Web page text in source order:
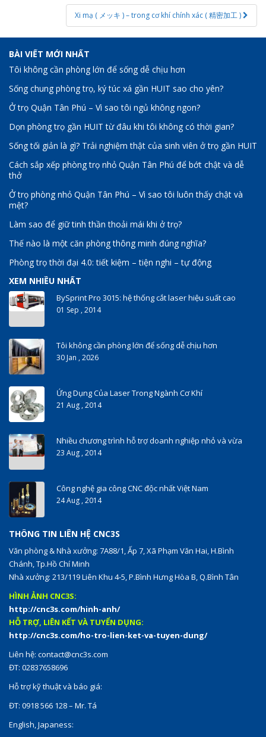
Xi mạ ( メッキ ) – trong cơ khí chính xác ( 精密加工 )
BÀI VIẾT MỚI NHẤT
Tôi không cần phòng lớn để sống dễ chịu hơn
Sống chung phòng trọ, ký túc xá gần HUIT sao cho yên?
Ở trọ Quận Tân Phú – Vì sao tôi ngủ không ngon?
Dọn phòng trọ gần HUIT từ đâu khi tôi không có thời gian?
Sống tối giản là gì? Trải nghiệm thật của sinh viên ở trọ gần HUIT
Cách sắp xếp phòng trọ nhỏ Quận Tân Phú để bớt chật và dễ
thở
Ở trọ phòng nhỏ Quận Tân Phú – Vì sao tôi luôn thấy chật và
mệt?
Làm sao để giữ tinh thần thoải mái khi ở trọ?
Thế nào là một căn phòng thông minh đúng nghĩa?
Phòng trọ thời đại 4.0: tiết kiệm – tiện nghi – tự động
XEM NHIỀU NHẤT
BySprint Pro 3015: hệ thống cắt laser hiệu suất cao
01 Sep , 2014
Tôi không cần phòng lớn để sống dễ chịu hơn
30 Jan , 2026
Ứng Dụng Của Laser Trong Ngành Cơ Khí
21 Aug , 2014
Nhiều chương trình hỗ trợ doanh nghiệp nhỏ và vừa
23 Aug , 2014
Công nghệ gia công CNC độc nhất Việt Nam
24 Aug , 2014
THÔNG TIN LIÊN HỆ CNC3S
Văn phòng & Nhà xưởng: 7A88/1, Ấp 7, Xã Phạm Văn Hai, H.Bình
Chánh, Tp.Hồ Chí Minh
Nhà xưởng: 213/119 Liên Khu 4-5, P.Bình Hưng Hòa B, Q.Bình Tân
HÌNH ẢNH CNC3S:
http://cnc3s.com/hinh-anh/
HỖ TRỢ, LIÊN KẾT VÀ TUYỂN DỤNG:
http://cnc3s.com/ho-tro-lien-ket-va-tuyen-dung/
Liên hệ: contact@cnc3s.com
ĐT: 02837658696
Hỗ trợ kỹ thuật và báo giá:
ĐT: 0918 566 128 – Mr. Tá
English, Japaness: